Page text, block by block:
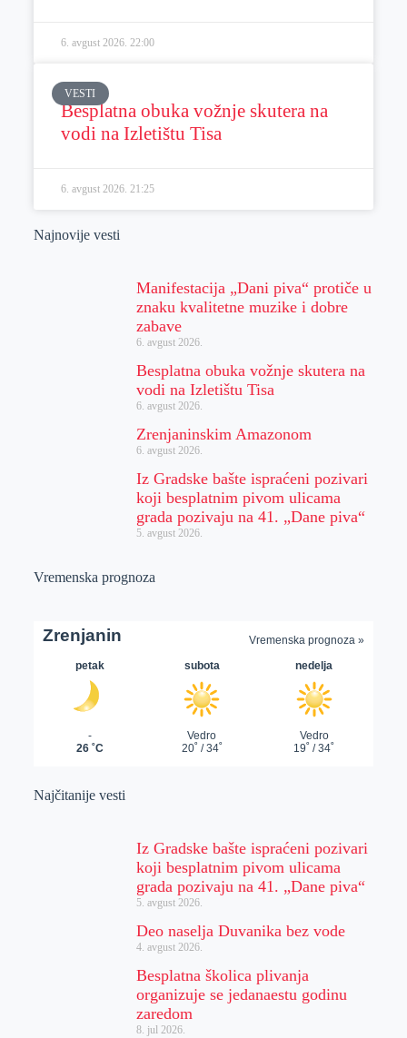
6. avgust 2026. 22:00
VESTI
Besplatna obuka vožnje skutera na
vodi na Izletištu Tisa
6. avgust 2026. 21:25
Najnovije vesti
Manifestacija „Dani piva“ protiče u
znaku kvalitetne muzike i dobre
zabave
6. avgust 2026.
Besplatna obuka vožnje skutera na
vodi na Izletištu Tisa
6. avgust 2026.
Zrenjaninskim Amazonom
6. avgust 2026.
Iz Gradske bašte ispraćeni pozivari
koji besplatnim pivom ulicama
grada pozivaju na 41. „Dane piva“
5. avgust 2026.
Vremenska prognoza
Najčitanije vesti
Iz Gradske bašte ispraćeni pozivari
koji besplatnim pivom ulicama
grada pozivaju na 41. „Dane piva“
5. avgust 2026.
Deo naselja Duvanika bez vode
4. avgust 2026.
Besplatna školica plivanja
organizuje se jedanaestu godinu
zaredom
8. jul 2026.